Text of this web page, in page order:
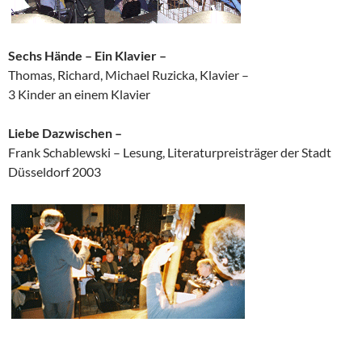
Sechs Hände – Ein Klavier –
Thomas, Richard, Michael Ruzicka, Klavier –
3 Kinder an einem Klavier
Liebe Dazwischen –
Frank Schablewski – Lesung, Literaturpreisträger der Stadt
Düsseldorf 2003